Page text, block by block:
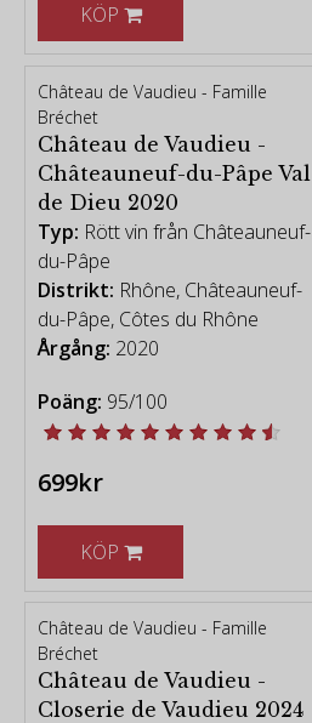
KÖP
Château de Vaudieu - Famille
Bréchet
Château de Vaudieu -
Châteauneuf-du-Pâpe Val
de Dieu 2020
Typ: Rött vin från Châteauneuf-
du-Pâpe
Distrikt: Rhône, Châteauneuf-
du-Pâpe, Côtes du Rhône
Årgång: 2020
Poäng: 95/100
699kr
KÖP
Château de Vaudieu - Famille
Bréchet
Château de Vaudieu -
Closerie de Vaudieu 2024